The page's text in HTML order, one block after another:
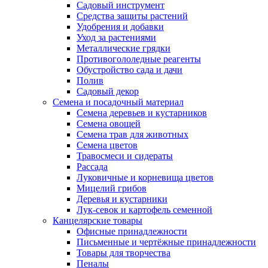
Садовый инструмент
Средства защиты растений
Удобрения и добавки
Уход за растениями
Металлические грядки
Противогололедные реагенты
Обустройство сада и дачи
Полив
Садовый декор
Семена и посадочный материал
Семена деревьев и кустарников
Семена овощей
Семена трав для животных
Семена цветов
Травосмеси и сидераты
Рассада
Луковичные и корневища цветов
Мицелий грибов
Деревья и кустарники
Лук-севок и картофель семенной
Канцелярские товары
Офисные принадлежности
Письменные и чертёжные принадлежности
Товары для творчества
Пеналы